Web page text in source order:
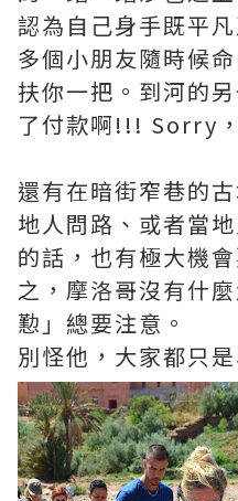
認為自己身手既平
多個小朋友隨時候
扶你一把。到河的
了付款啊!!! Sorry
還有在暗街窄巷的
地人問路、或者當
的話，也有極大機
之，摩洛哥沒有什
懃」總要注意。
別怪他，大家都只